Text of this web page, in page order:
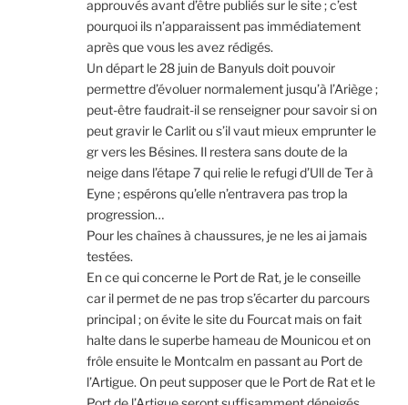
approuvés avant d’être publiés sur le site ; c’est
pourquoi ils n’apparaissent pas immédiatement
après que vous les avez rédigés.
Un départ le 28 juin de Banyuls doit pouvoir
permettre d’évoluer normalement jusqu’à l’Ariège ;
peut-être faudrait-il se renseigner pour savoir si on
peut gravir le Carlit ou s’il vaut mieux emprunter le
gr vers les Bésines. Il restera sans doute de la
neige dans l’étape 7 qui relie le refugi d’Ull de Ter à
Eyne ; espérons qu’elle n’entravera pas trop la
progression…
Pour les chaînes à chaussures, je ne les ai jamais
testées.
En ce qui concerne le Port de Rat, je le conseille
car il permet de ne pas trop s’écarter du parcours
principal ; on évite le site du Fourcat mais on fait
halte dans le superbe hameau de Mounicou et on
frôle ensuite le Montcalm en passant au Port de
l’Artigue. On peut supposer que le Port de Rat et le